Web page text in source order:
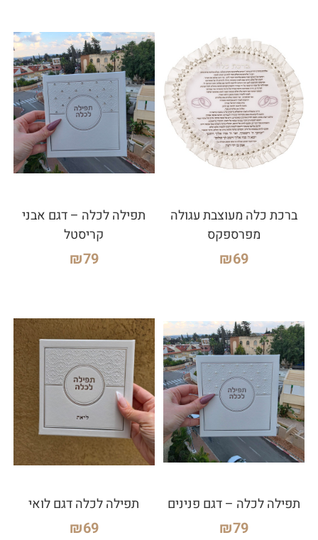
ברכת כלה מעוצבת עגולה
מפרספקס
₪69
תפילה לכלה – דגם אבני
קריסטל
₪79
תפילה לכלה – דגם פנינים
₪79
תפילה לכלה דגם לואי
₪69